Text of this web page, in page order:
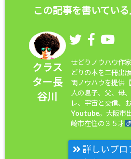
この記事を書いている
クラス
ター長
谷川
せどりノウハウ作家
どりの本を二冊出
両ノウハウを提供
人の息子、父、母
レ、宇宙と交信、お
Youtube。大阪市
崎市在住の３５才
詳しいプロ